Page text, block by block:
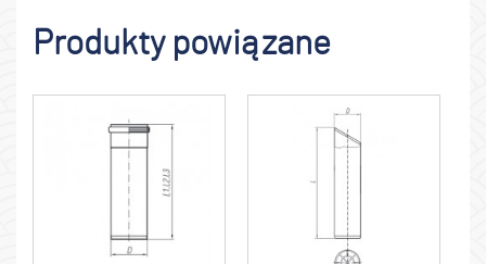
Produkty powiązane